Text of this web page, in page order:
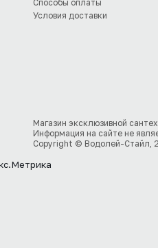
Способы оплаты
Условия доставки
Магазин эксклюзивной
Информация на сайте не
Copyright © Водолей-Стайл,